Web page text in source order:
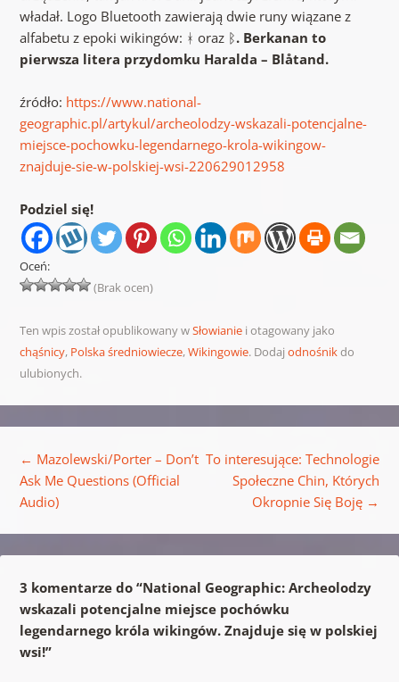
władał. Logo Bluetooth zawierają dwie runy wiązane z
alfabetu z epoki wikingów: ᚼ oraz ᛒ. Berkanan to
pierwsza litera przydomku Haralda – Blåtand.
źródło: https://www.national-
geographic.pl/artykul/archeolodzy-wskazali-potencjalne-
miejsce-pochowku-legendarnego-krola-wikingow-
znajduje-sie-w-polskiej-wsi-220629012958
Podziel się!
Oceń:
(Brak ocen)
Ten wpis został opublikowany wSłowianiei otagowany jako
chąśnicy, Polska średniowiecze,Wikingowie. Dodaj odnośnikdo
ulubionych.
← Mazolewski/Porter – Don’t
Ask Me Questions (Official
Audio)
To interesujące: Technologie
Społeczne Chin, Których
Okropnie Się Boję →
3 komentarze do “National Geographic: Archeolodzy
wskazali potencjalne miejsce pochówku
legendarnego króla wikingów. Znajduje się w polskiej
wsi!”